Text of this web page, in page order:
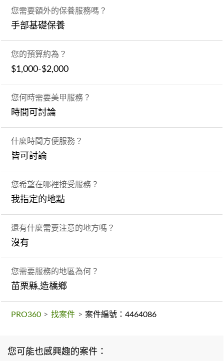
您需要額外的保養服務嗎？
手部基礎保養
您的預算約為？
$1,000-$2,000
您何時需要美甲服務？
時間可討論
什麼時間方便服務？
皆可討論
您希望在哪裡接受服務？
我指定的地點
還有什麼需要注意的地方嗎？
沒有
您需要服務的地區為何？
苗栗縣,造橋鄉
PRO360 > 找案件 > 案件編號：4464086
您可能也感興趣的案件：